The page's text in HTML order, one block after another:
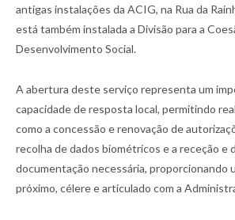
antigas instalações da ACIG, na Rua da
está também instalada a Divisão para a
Desenvolvimento Social.
A abertura deste serviço representa um
capacidade de resposta local, permitindo
como a concessão e renovação de
recolha de dados biométricos e a receção e
documentação necessária, proporcionando
próximo, célere e articulado com a